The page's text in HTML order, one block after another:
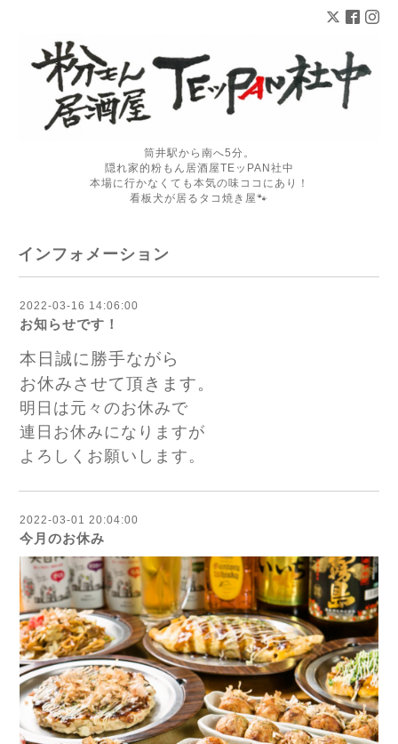
筒井駅から南へ5分。
隠れ家的粉もん居酒屋TEッPAN社中
本場に行かなくても本気の味ココにあり！
看板犬が居るタコ焼き屋🐾
インフォメーション
2022-03-16 14:06:00
お知らせです！
本日誠に勝手ながら
お休みさせて頂きます。
明日は元々のお休みで
連日お休みになりますが
よろしくお願いします。
2022-03-01 20:04:00
今月のお休み